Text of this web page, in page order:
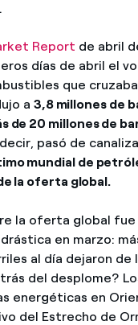
Report de abril
días de abril el
que
a 3,8 millones de
de 20 millones de
pasó de
mundial de
la oferta global.
la oferta global fue
en marzo:
al día dejaron de
del desplome?
energéticas en
del Estrecho de